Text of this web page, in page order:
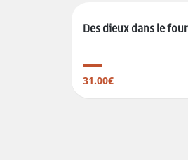
Des dieux dans le four
31.00€